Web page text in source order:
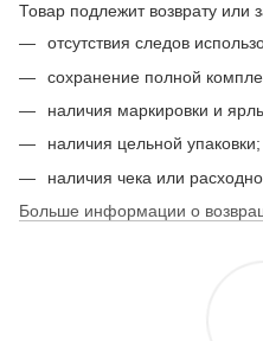
Товар подлежит возврату или
отсутствия следов
сохранение полной
наличия маркировки и
наличия цельной упаковки;
наличия чека или
Больше информации о